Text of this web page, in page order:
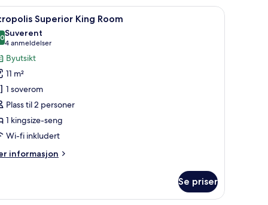
skrivebord for bærbar PC Acropolis Superior King Room | Minibar,
10 Superior King Room
av 10
Suverent
4 anmeldelser
(4
anmeldelser)
Byutsikt
11 m²
1 soverom
Plass til 2 personer
1 kingsize-seng
Wi-fi inkludert
informasjon
Se priser